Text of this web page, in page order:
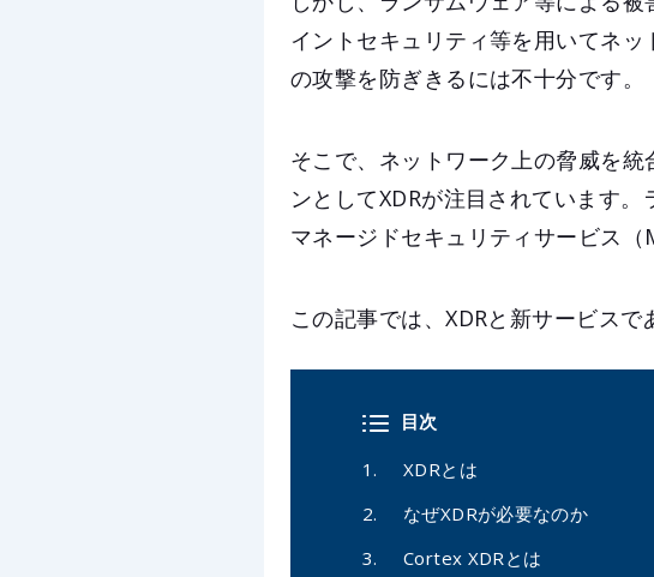
イントセキュリティ等を用いてネ
の攻撃を防ぎきるには不十分です。
そこで、ネットワーク上の脅威を
ンとしてXDRが注目されています
マネージドセキュリティサービス（
この記事では、XDRと新サービスで
目次
XDRとは
なぜXDRが必要なのか
Cortex XDRとは